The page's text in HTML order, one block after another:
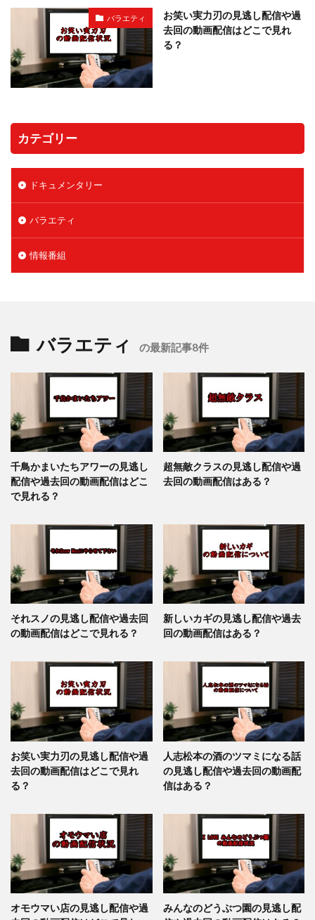
バラエティ
お笑い実力刃の見逃し配信や過
去回の動画配信はどこで見れ
る？
カテゴリー
ドキュメンタリー
バラエティ
情報番組
バラエティ の最新記事8件
千鳥かまいたちアワーの見逃し
配信や過去回の動画配信はどこ
で見れる？
超無敵クラスの見逃し配信や過
去回の動画配信はある？
それスノの見逃し配信や過去回
の動画配信はどこで見れる？
新しいカギの見逃し配信や過去
回の動画配信はある？
お笑い実力刃の見逃し配信や過
去回の動画配信はどこで見れ
る？
人志松本の酒のツマミになる話
の見逃し配信や過去回の動画配
信はある？
オモウマい店の見逃し配信や過
みんなのどうぶつ園の見逃し配